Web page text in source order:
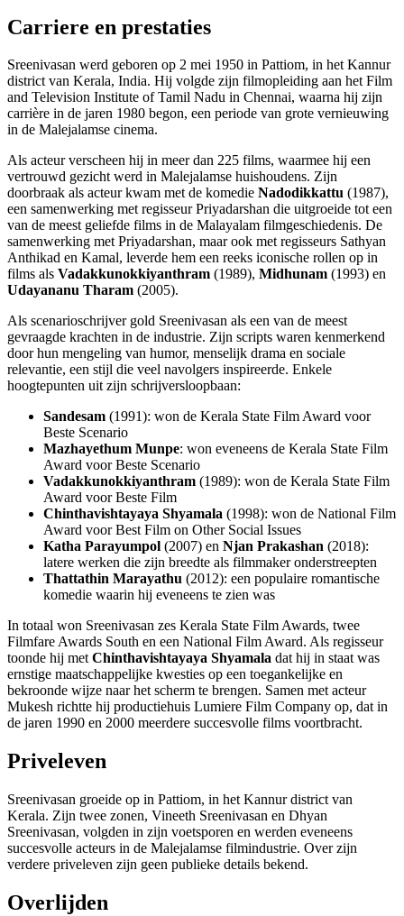
Carriere en prestaties
Sreenivasan werd geboren op 2 mei 1950 in Pattiom, in het Kannur
district van Kerala, India. Hij volgde zijn filmopleiding aan het Film
and Television Institute of Tamil Nadu in Chennai, waarna hij zijn
carrière in de jaren 1980 begon, een periode van grote vernieuwing
in de Malejalamse cinema.
Als acteur verscheen hij in meer dan 225 films, waarmee hij een
vertrouwd gezicht werd in Malejalamse huishoudens. Zijn
doorbraak als acteur kwam met de komedie Nadodikkattu (1987),
een samenwerking met regisseur Priyadarshan die uitgroeide tot een
van de meest geliefde films in de Malayalam filmgeschiedenis. De
samenwerking met Priyadarshan, maar ook met regisseurs Sathyan
Anthikad en Kamal, leverde hem een reeks iconische rollen op in
films als Vadakkunokkiyanthram (1989), Midhunam (1993) en
Udayananu Tharam (2005).
Als scenarioschrijver gold Sreenivasan als een van de meest
gevraagde krachten in de industrie. Zijn scripts waren kenmerkend
door hun mengeling van humor, menselijk drama en sociale
relevantie, een stijl die veel navolgers inspireerde. Enkele
hoogtepunten uit zijn schrijversloopbaan:
Sandesam (1991): won de Kerala State Film Award voor
Beste Scenario
Mazhayethum Munpe: won eveneens de Kerala State Film
Award voor Beste Scenario
Vadakkunokkiyanthram (1989): won de Kerala State Film
Award voor Beste Film
Chinthavishtayaya Shyamala (1998): won de National Film
Award voor Best Film on Other Social Issues
Katha Parayumpol (2007) en Njan Prakashan (2018):
latere werken die zijn breedte als filmmaker onderstreepten
Thattathin Marayathu (2012): een populaire romantische
komedie waarin hij eveneens te zien was
In totaal won Sreenivasan zes Kerala State Film Awards, twee
Filmfare Awards South en een National Film Award. Als regisseur
toonde hij metChinthavishtayaya Shyamala dat hij in staat was
ernstige maatschappelijke kwesties op een toegankelijke en
bekroonde wijze naar het scherm te brengen. Samen met acteur
Mukesh richtte hij productiehuis Lumiere Film Company op, dat in
de jaren 1990 en 2000 meerdere succesvolle films voortbracht.
Priveleven
Sreenivasan groeide op in Pattiom, in het Kannur district van
Kerala. Zijn twee zonen, Vineeth Sreenivasan en Dhyan
Sreenivasan, volgden in zijn voetsporen en werden eveneens
succesvolle acteurs in de Malejalamse filmindustrie. Over zijn
verdere priveleven zijn geen publieke details bekend.
Overlijden